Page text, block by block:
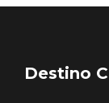
Destino